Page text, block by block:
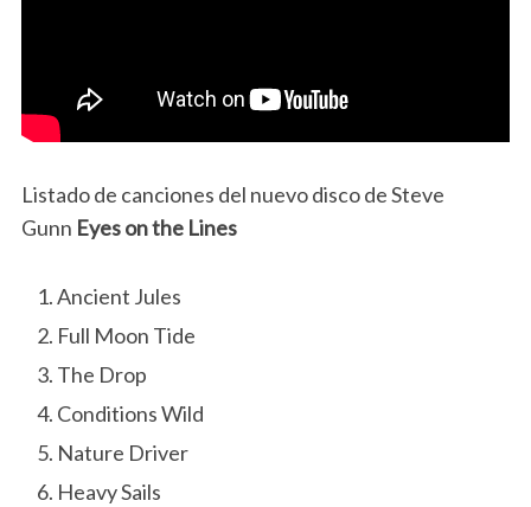
Listado de canciones del nuevo disco de Steve
Gunn Eyes on the Lines
Ancient Jules
Full Moon Tide
The Drop
Conditions Wild
Nature Driver
Heavy Sails